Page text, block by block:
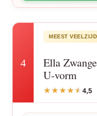
4
MEEST
Ella
U-vorm
4,5